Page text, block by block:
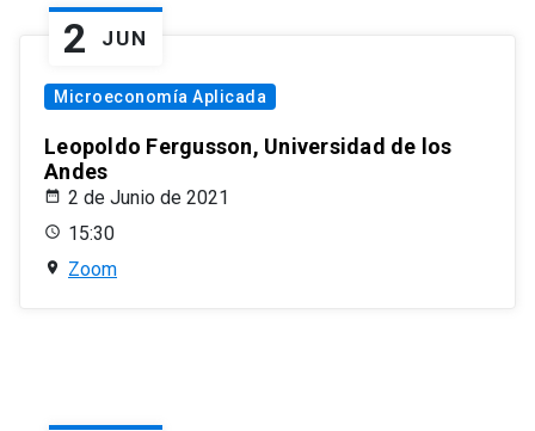
2 JUN
Microeconomía Aplicada
Leopoldo Fergusson, Universidad de los
Andes
2 de Junio de 2021
15:30
Zoom